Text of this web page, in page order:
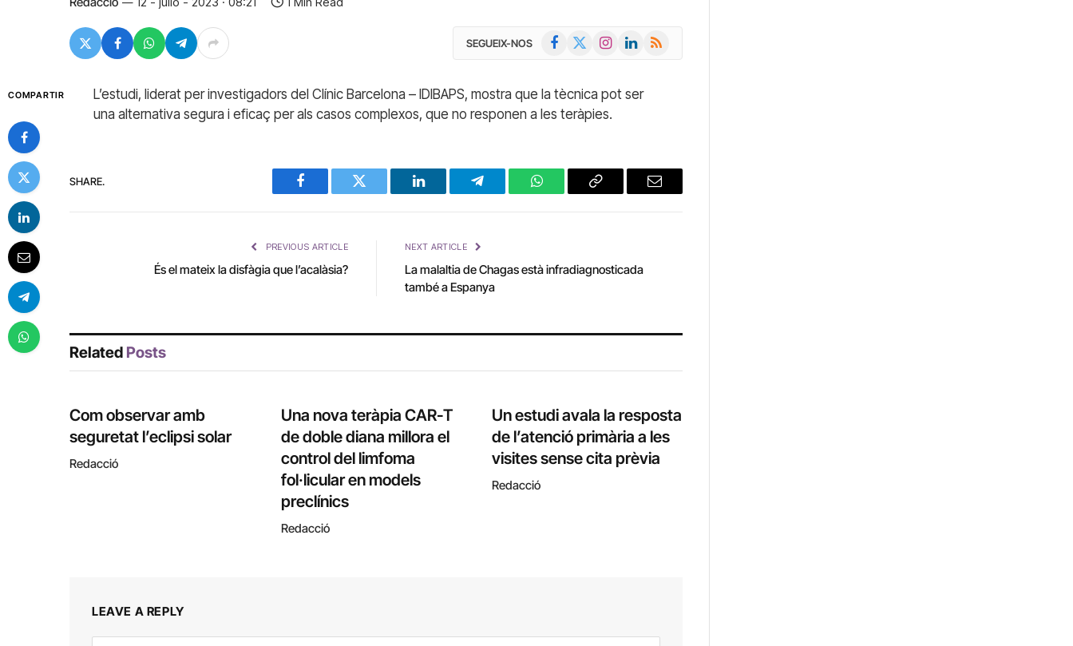
SEGUEIX-NOS Facebook InstagramLinkedIn
RSS
COMPARTIR
L’estudi, liderat per investigadors del Clínic Barcelona – IDIBAPS, mostra que la tècnica pot ser
una alternativa segura i eficaç per als casos complexos, que no responen a les teràpies.
SHARE.
Facebook Twitter LinkedIn Telegram WhatsAppCopy
Email
PREVIOUS ARTICLE
És el mateix la disfàgia que l’acalàsia?
NEXT ARTICLE
La malaltia de Chagas està infradiagnosticada
també a Espanya
Related Posts
Com observar amb
seguretat l’eclipsi solar
Redacció
Una nova teràpia CAR-T
de doble diana millora el
control del limfoma
fol·licular en models
preclínics
Redacció
Un estudi avala la resposta
de l’atenció primària a les
visites sense cita prèvia
Redacció
LEAVE A REPLY